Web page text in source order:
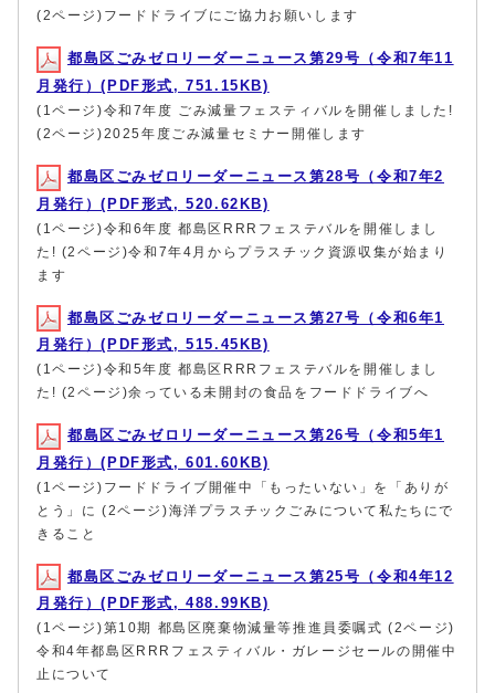
(2ページ)フードドライブにご協力お願いします
都島区ごみゼロリーダーニュース第29号（令和7年11
月発行）(PDF形式, 751.15KB)
(1ページ)令和7年度 ごみ減量フェスティバルを開催しました!
(2ページ)2025年度ごみ減量セミナー開催します
都島区ごみゼロリーダーニュース第28号（令和7年2
月発行）(PDF形式, 520.62KB)
(1ページ)令和6年度 都島区RRRフェステバルを開催しまし
た! (2ページ)令和7年4月からプラスチック資源収集が始まり
ます
都島区ごみゼロリーダーニュース第27号（令和6年1
月発行）(PDF形式, 515.45KB)
(1ページ)令和5年度 都島区RRRフェステバルを開催しまし
た! (2ページ)余っている未開封の食品をフードドライブへ
都島区ごみゼロリーダーニュース第26号（令和5年1
月発行）(PDF形式, 601.60KB)
(1ページ)フードドライブ開催中「もったいない」を「ありが
とう」に (2ページ)海洋プラスチックごみについて私たちにで
きること
都島区ごみゼロリーダーニュース第25号（令和4年12
月発行）(PDF形式, 488.99KB)
(1ページ)第10期 都島区廃棄物減量等推進員委嘱式 (2ページ)
令和4年都島区RRRフェスティバル・ガレージセールの開催中
止について